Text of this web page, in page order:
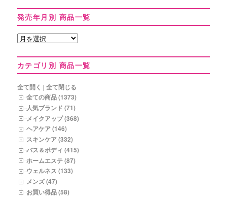
発売年月別 商品一覧
発
年
月
別
商
品
一
覧
カテゴリ別 商品一覧
全て開く |全て閉じる
全ての商品 (1373)
人気ブランド (71)
メイクアップ (368)
ヘアケア (146)
スキンケア (332)
バス＆ボディ (415)
ホームエステ (87)
ウェルネス (133)
メンズ (47)
お買い得品 (58)